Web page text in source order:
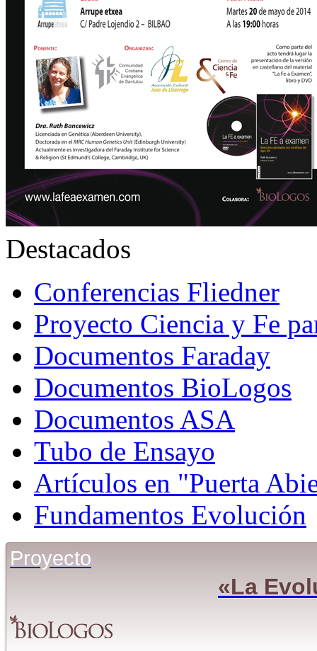
Destacados
Conferencias Fliedner
Proyecto Ciencia y Fe
Documentos Faraday
Documentos BioLogos
Documentos ASA
Tubo de Ensayo
Artículos en "Puerta
Fundamentos Evolución
Proyecto
«La